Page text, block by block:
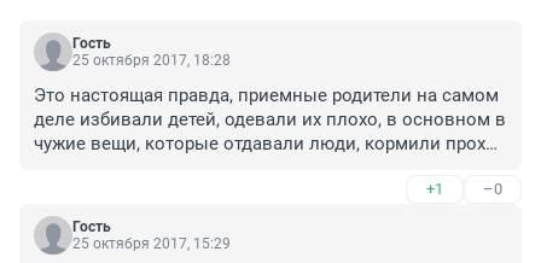
Гость
25 октября 2017, 18:28
Это настоящая правда, приемные родители на самом
деле избивали детей, одевали их плохо, в основном в
чужие вещи, которые отдавали люди, кормили прохо.
доставалось от младшего Семена. А органы опеки
сейчас заступаются за приемных родителей потому,
что сами допустили эту ситуацию.
+1 –0
Гость
25 октября 2017, 15:29